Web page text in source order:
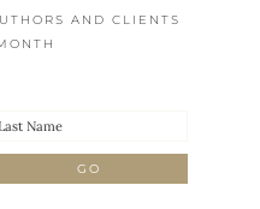
AND CLIENTS